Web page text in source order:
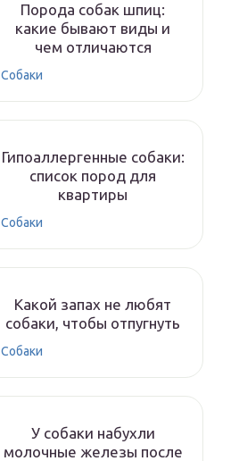
Порода собак шпиц:
какие бывают виды и
чем отличаются
Собаки
Гипоаллергенные собаки:
список пород для
квартиры
Собаки
Какой запах не любят
собаки, чтобы отпугнуть
Собаки
У собаки набухли
молочные железы после